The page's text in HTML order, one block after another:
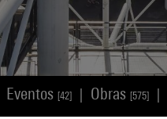
Eventos [42] Obras [575]